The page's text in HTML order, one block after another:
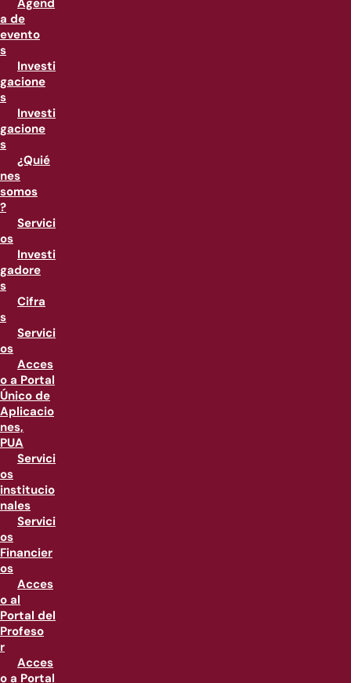
Agend
a de
evento
s
Investi
gacione
s
Investi
gacione
s
¿Quié
nes
somos
?
Servici
os
Investi
gadore
s
Cifra
s
Servici
os
Acces
o a Portal
Único de
Aplicacio
nes,
PUA
Servici
os
institucio
nales
Servici
os
Financier
os
Acces
o al
Portal del
Profeso
r
Acces
o a Portal